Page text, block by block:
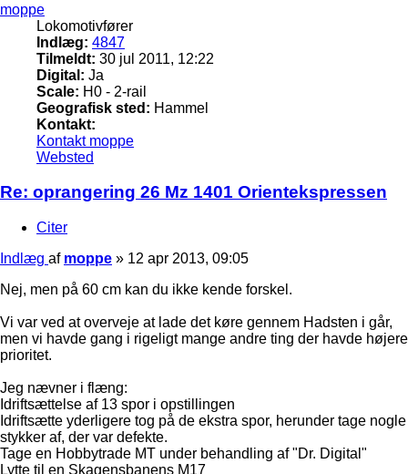
moppe
Lokomotivfører
Indlæg: 4847
Tilmeldt: 30 jul 2011, 12:22
Digital: Ja
Scale: H0 - 2-rail
Geografisk sted: Hammel
Kontakt:
Kontakt moppe
Websted
Re: oprangering 26 Mz 1401 Orientekspressen
Citer
Indlæg af moppe » 12 apr 2013, 09:05
Nej, men på 60 cm kan du ikke kende forskel.
Vi var ved at overveje at lade det køre gennem Hadsten i går,
men vi havde gang i rigeligt mange andre ting der havde højere
prioritet.
Jeg nævner i flæng:
Idriftsættelse af 13 spor i opstillingen
Idriftsætte yderligere tog på de ekstra spor, herunder tage nogle
stykker af, der var defekte.
Tage en Hobbytrade MT under behandling af "Dr. Digital"
Lytte til en Skagensbanens M17